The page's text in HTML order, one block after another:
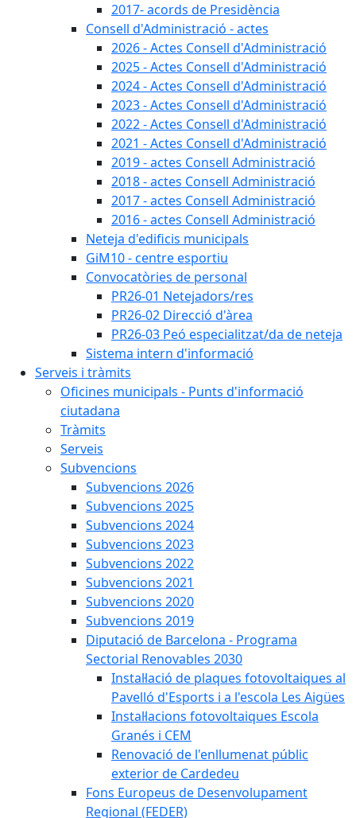
2017- acords de Presidència
Consell d'Administració - actes
2026 - Actes Consell d'Administració
2025 - Actes Consell d'Administració
2024 - Actes Consell d'Administració
2023 - Actes Consell d'Administració
2022 - Actes Consell d'Administració
2021 - Actes Consell d'Administració
2019 - actes Consell Administració
2018 - actes Consell Administració
2017 - actes Consell Administració
2016 - actes Consell Administració
Neteja d'edificis municipals
GiM10 - centre esportiu
Convocatòries de personal
PR26-01 Netejadors/res
PR26-02 Direcció d'àrea
PR26-03 Peó especialitzat/da de neteja
Sistema intern d'informació
Serveis i tràmits
Oficines municipals - Punts d'informació
ciutadana
Tràmits
Serveis
Subvencions
Subvencions 2026
Subvencions 2025
Subvencions 2024
Subvencions 2023
Subvencions 2022
Subvencions 2021
Subvencions 2020
Subvencions 2019
Diputació de Barcelona - Programa
Sectorial Renovables 2030
Instal·lació de plaques fotovoltaiques al
Pavelló d'Esports i a l'escola Les Aigües
Instal·lacions fotovoltaiques Escola
Granés i CEM
Renovació de l'enllumenat públic
exterior de Cardedeu
Fons Europeus de Desenvolupament
Regional (FEDER)